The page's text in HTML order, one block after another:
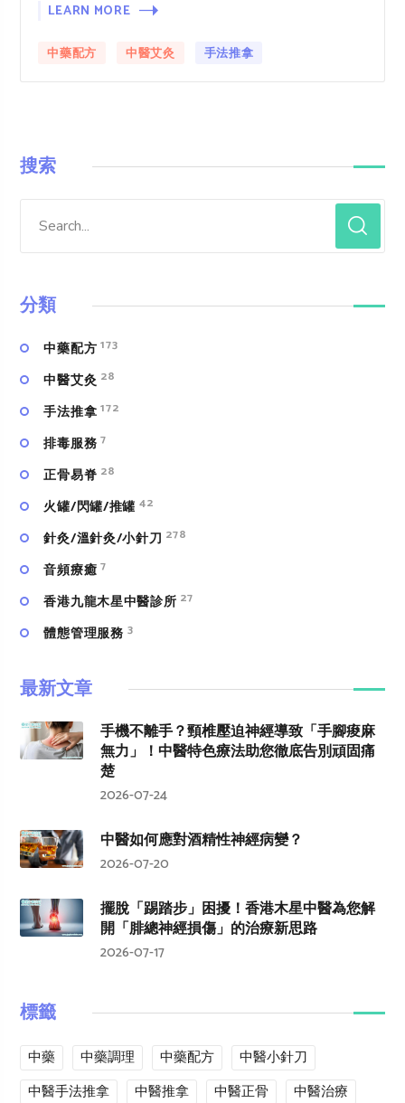
LEARN MORE
中藥配方 中醫艾灸 手法推拿
搜索
分類
中藥配方 173
中醫艾灸 28
手法推拿 172
排毒服務 7
正骨易脊 28
火罐/閃罐/推罐 42
針灸/溫針灸/小針刀 278
⾳頻療癒 7
香港九龍木星中醫診所 27
體態管理服務 3
最新文章
手機不離手？頸椎壓迫神經導致「手腳痠麻
無力」！中醫特色療法助您徹底告別頑固痛
楚
2026-07-24
中醫如何應對酒精性神經病變？
2026-07-20
擺脫「踢踏步」困擾！香港木星中醫為您解
開「腓總神經損傷」的治療新思路
2026-07-17
標籤
中藥 中藥調理 中藥配方
中醫小針刀
中醫手法推拿
中醫推拿 中醫正骨 中醫治療